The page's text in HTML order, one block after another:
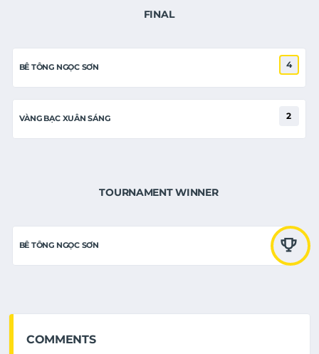
FINAL
BÊ TÔNG NGỌC SƠN 4
VÀNG BẠC XUÂN SÁNG 2
TOURNAMENT WINNER
BÊ TÔNG NGỌC SƠN
COMMENTS